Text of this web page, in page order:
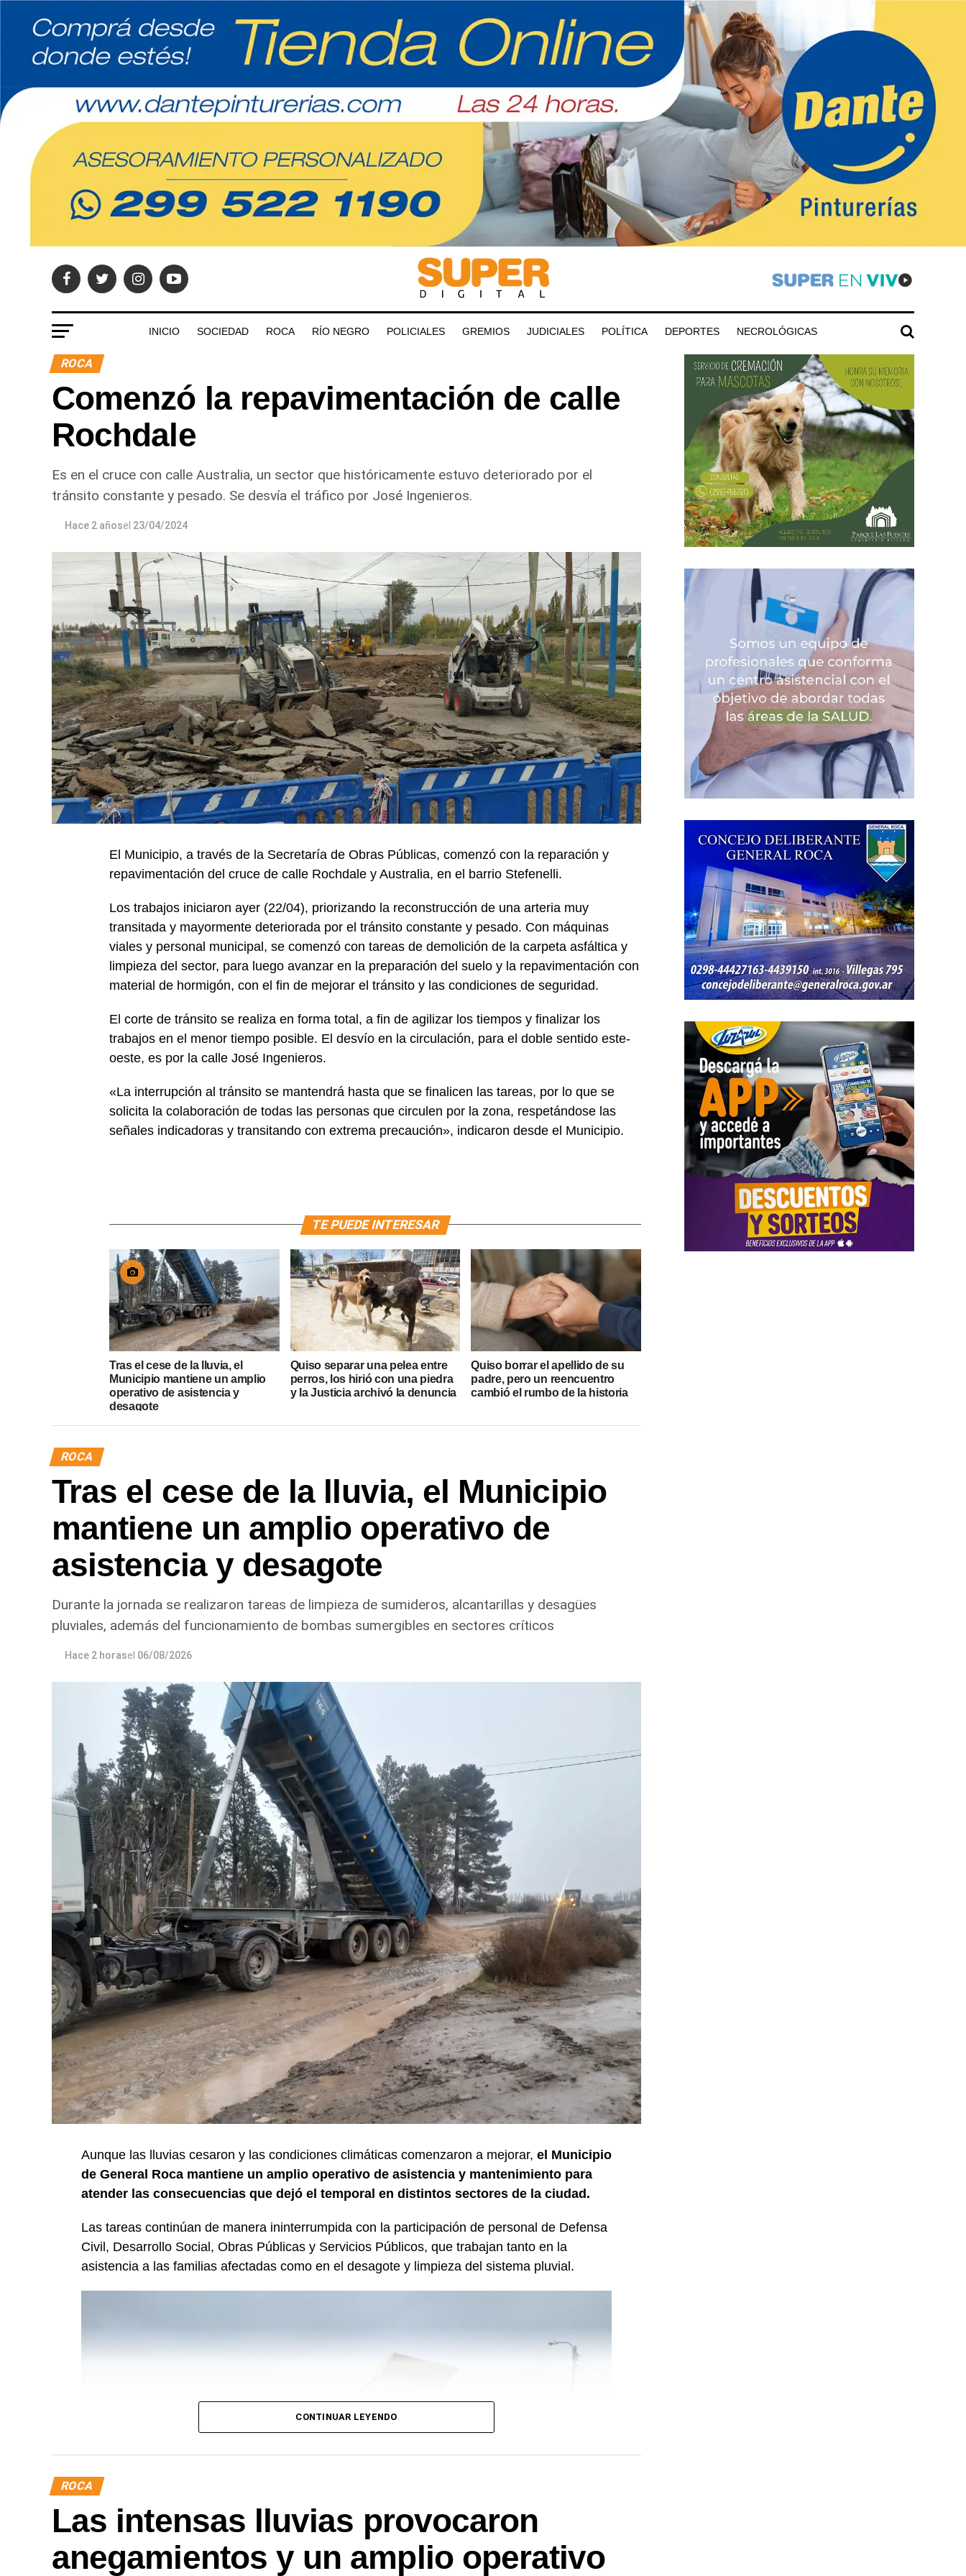
INICIO SOCIEDAD ROCA RÍO NEGRO POLICIALES GREMIOS JUDICIALES POLÍTICA DEPORTES NECROLÓGICAS
ROCA
Comenzó la repavimentación de calle
Rochdale
Es en el cruce con calle Australia, un sector que históricamente estuvo deteriorado por el
tránsito constante y pesado. Se desvía el tráfico por José Ingenieros.
Hace 2 añosel 23/04/2024
El Municipio, a través de la Secretaría de Obras Públicas, comenzó con la reparación y
repavimentación del cruce de calle Rochdale y Australia, en el barrio Stefenelli.
Los trabajos iniciaron ayer (22/04), priorizando la reconstrucción de una arteria muy
transitada y mayormente deteriorada por el tránsito constante y pesado. Con máquinas
viales y personal municipal, se comenzó con tareas de demolición de la carpeta asfáltica y
limpieza del sector, para luego avanzar en la preparación del suelo y la repavimentación con
material de hormigón, con el fin de mejorar el tránsito y las condiciones de seguridad.
El corte de tránsito se realiza en forma total, a fin de agilizar los tiempos y finalizar los
trabajos en el menor tiempo posible. El desvío en la circulación, para el doble sentido este-
oeste, es por la calle José Ingenieros.
«La interrupción al tránsito se mantendrá hasta que se finalicen las tareas, por lo que se
solicita la colaboración de todas las personas que circulen por la zona, respetándose las
señales indicadoras y transitando con extrema precaución», indicaron desde el Municipio.
TE PUEDE INTERESAR
Tras el cese de la lluvia, el
Municipio mantiene un amplio
operativo de asistencia y
desagote
Quiso separar una pelea entre
perros, los hirió con una piedra
y la Justicia archivó la denuncia
Quiso borrar el apellido de su
padre, pero un reencuentro
cambió el rumbo de la historia
ROCA
Tras el cese de la lluvia, el Municipio
mantiene un amplio operativo de
asistencia y desagote
Durante la jornada se realizaron tareas de limpieza de sumideros, alcantarillas y desagües
pluviales, además del funcionamiento de bombas sumergibles en sectores críticos
Hace 2 horasel 06/08/2026
Aunque las lluvias cesaron y las condiciones climáticas comenzaron a mejorar, el Municipio
de General Roca mantiene un amplio operativo de asistencia y mantenimiento para
atender las consecuencias que dejó el temporal en distintos sectores de la ciudad.
Las tareas continúan de manera ininterrumpida con la participación de personal de Defensa
Civil, Desarrollo Social, Obras Públicas y Servicios Públicos, que trabajan tanto en la
asistencia a las familias afectadas como en el desagote y limpieza del sistema pluvial.
CONTINUAR LEYENDO
ROCA
Las intensas lluvias provocaron
anegamientos y un amplio operativo